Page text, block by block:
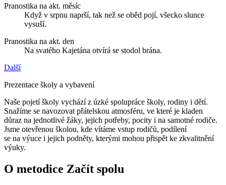
Pranostika na akt. měsíc
Když v srpnu naprší, tak než se oběd pojí, všecko slunce
vysuší.
Pranostika na akt. den
Na svatého Kajetána otvírá se stodol brána.
Další
Prezentace školy a vybavení
Naše pojetí školy vychází z úzké spolupráce školy, rodiny i dětí.
Snažíme se navozovat přátelskou atmosféru, ve které je kladen
důraz na jednotlivé žáky, jejich potřeby, pocity i na samotné rodiče.
Jsme otevřenou školou, kde vítáme vstup rodičů, podílení
se na výuce i jejich podněty, kterými mohou přispět ke zkvalitnění
výuky.
O metodice Začít spolu